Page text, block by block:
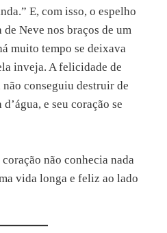
E, com isso, o espelho
Neve nos braços de um
muito tempo se deixava
inveja. A felicidade de
conseguiu destruir de
e seu coração se
não conhecia nada
vida longa e feliz ao lado